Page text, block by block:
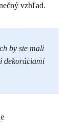
vzhľad.
by ste mali
dekoráciami